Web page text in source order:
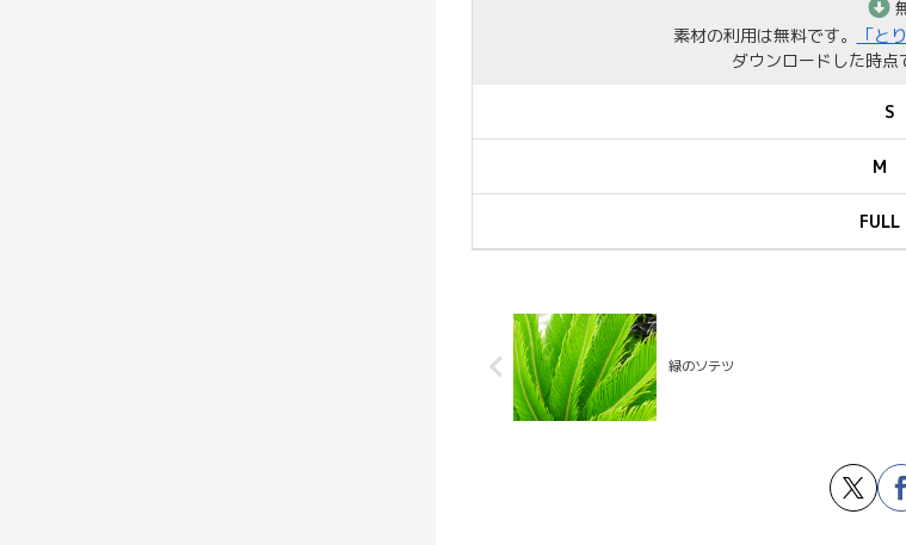
素材の利用は無料です。
「と
ダウンロードした時点
S
M
FULL
緑のソテツ